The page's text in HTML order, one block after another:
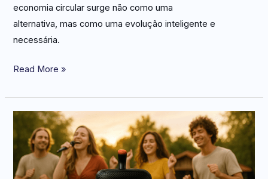
economia circular surge não como uma
alternativa, mas como uma evolução inteligente e
necessária.
Read More »
Dia
trabalho:
transforme